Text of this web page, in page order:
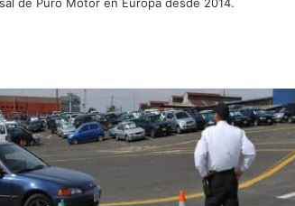
de Puro Motor en Europa desde 2014.